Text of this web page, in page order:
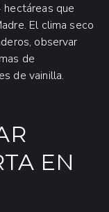
hectáreas que
El clima seco
observar
de
de vainilla.
EN